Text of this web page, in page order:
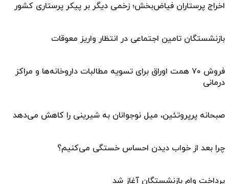
اخراج پرستاران فیاض‌بخش؛ زخمی دیگر بر پیکر پرستاری کشور
بازنشستگان تامین اجتماعی در انتظار واریز معوقات
فروش ۷۰ همت اوراق برای تسویه مطالبات داروخانه‌ها و مراکز
درمانی
صبحانه پرپروتئین، میل نوجوانان به شیرینی را کاهش می‌دهد
چرا بعد از خواب دیدن احساس خستگی می‌کنیم؟
پرداخت وام بازنشستگان آغاز شد